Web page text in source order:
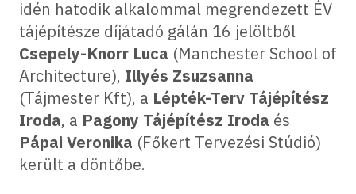
idén hatodik alkalommal megrendezett ÉV
tájépítésze díjátadó gálán 16 jelöltből
Csepely-Knorr Luca (Manchester School of
Architecture), Illyés Zsuzsanna
(Tájmester Kft), a Lépték-Terv Tájépítész
Iroda, a Pagony Tájépítész Iroda és
Pápai Veronika (Főkert Tervezési Stúdió)
került a döntőbe.